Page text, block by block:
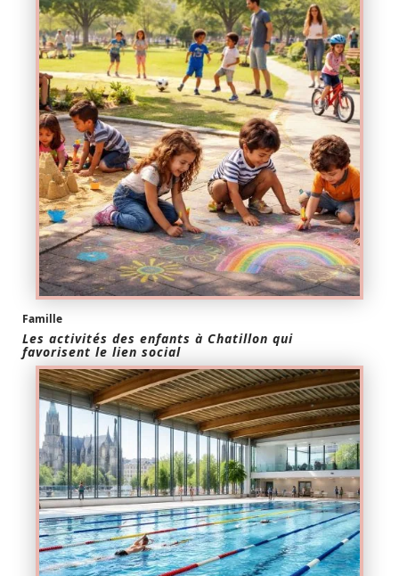
Famille
Les activités des enfants à Chatillon qui
favorisent le lien social